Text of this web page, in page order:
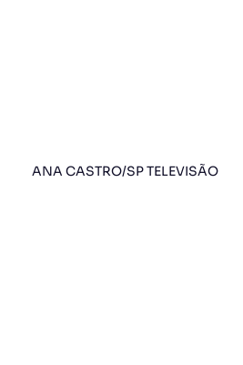
ANA CASTRO/SP TELEVISÃO